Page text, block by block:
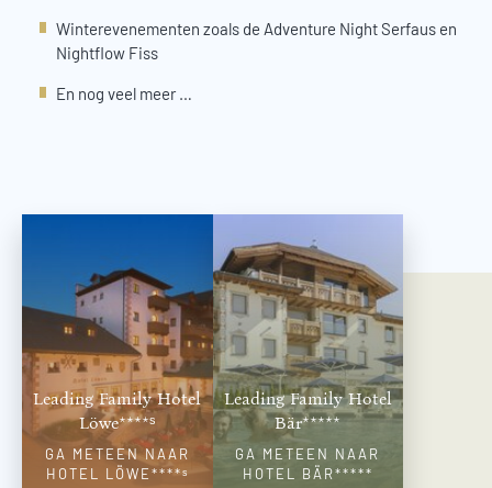
Winterevenementen zoals de Adventure Night Serfaus en
Nightflow Fiss
En nog veel meer …
Leading Family Hotel
Löwe****ˢ
GA METEEN NAAR
HOTEL LÖWE****ˢ
Leading Family Hotel
Bär*****
GA METEEN NAAR
HOTEL BÄR*****